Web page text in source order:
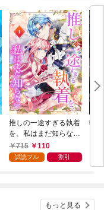
推しの一途すぎる執着
を、私はまだ知らない
【単行本版】 1巻
715 110
試読フル 割引
転
もっと見る